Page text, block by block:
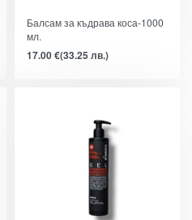
Балсам за къдрава коса-1000
мл.
17.00€(33.25 лв.)